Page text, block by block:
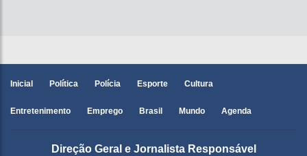
Inicial Política Polícia Esporte Cultura
Entretenimento Emprego Brasil Mundo Agenda
Direção Geral e Jornalista Responsável